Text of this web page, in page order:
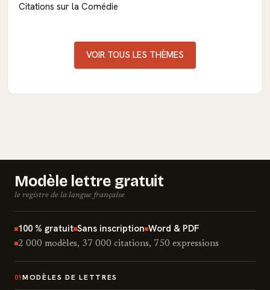
Citations sur la Comédie
VOIR TOUS LES THÈMES
Modèle lettre gratuit
le registre de la langue française
100 % gratuit Sans inscription Word & PDF
2 000 modèles, 37 000 citations, 750 expressions
01 MODÈLES DE LETTRES